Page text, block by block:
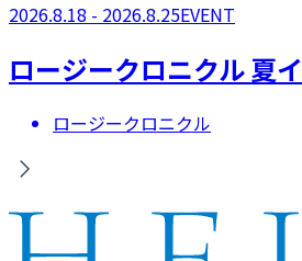
2026.8.18 - 2026.8.25EVENT
ロージークロニクル 夏
ロージークロニクル